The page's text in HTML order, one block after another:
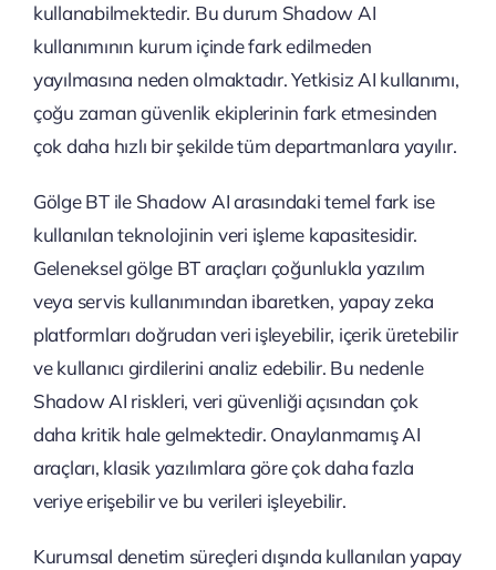
kullanabilmektedir. Bu durum Shadow AI
kullanımının kurum içinde fark edilmeden
yayılmasına neden olmaktadır. Yetkisiz AI kullanımı,
çoğu zaman güvenlik ekiplerinin fark etmesinden
çok daha hızlı bir şekilde tüm departmanlara yayılır.
Gölge BT ile Shadow AI arasındaki temel fark ise
kullanılan teknolojinin veri işleme kapasitesidir.
Geleneksel gölge BT araçları çoğunlukla yazılım
veya servis kullanımından ibaretken, yapay zeka
platformları doğrudan veri işleyebilir, içerik üretebilir
ve kullanıcı girdilerini analiz edebilir. Bu nedenle
Shadow AI riskleri, veri güvenliği açısından çok
daha kritik hale gelmektedir. Onaylanmamış AI
araçları, klasik yazılımlara göre çok daha fazla
veriye erişebilir ve bu verileri işleyebilir.
Kurumsal denetim süreçleri dışında kullanılan yapay